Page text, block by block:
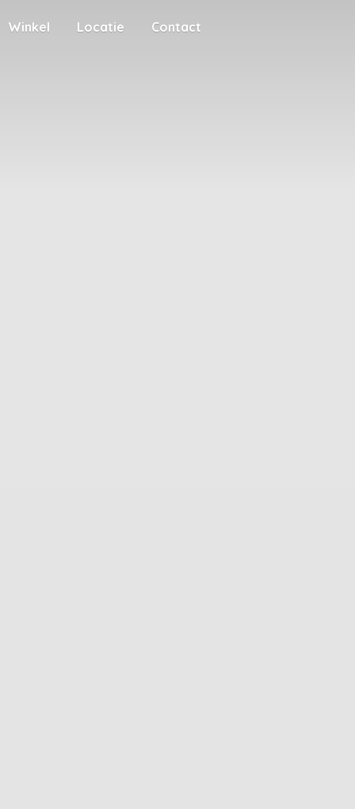
Winkel Locatie Contact